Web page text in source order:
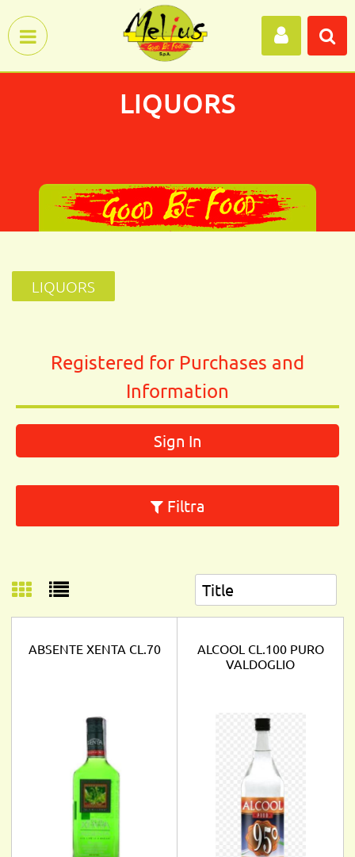
LIQUORS
LIQUORS
Registered for Purchases and
Information
Sign In
Filtra
ABSENTE XENTA CL.70
ALCOOL CL.100 PURO
VALDOGLIO